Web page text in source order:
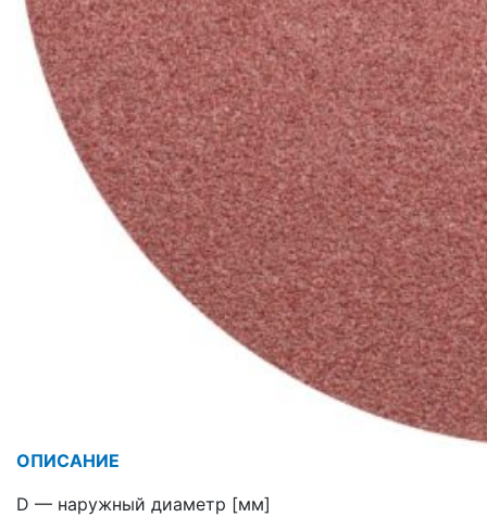
ОПИСАНИЕ
D — наружный диаметр [мм]